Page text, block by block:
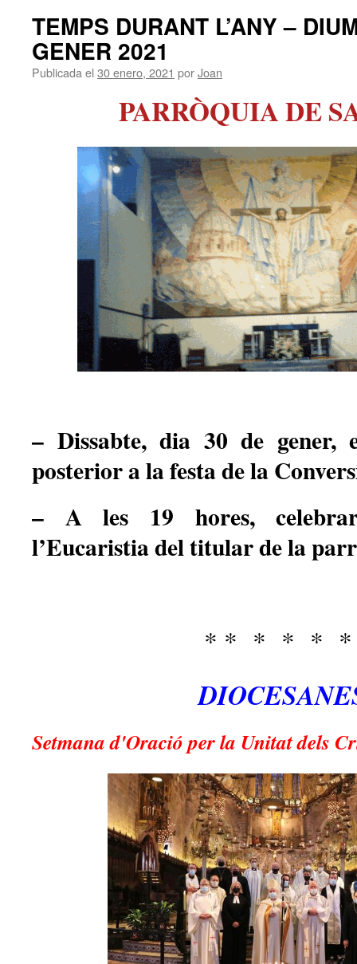
TEMPS DURANT L’ANY –
GENER 2021
Publicada el 30 enero, 2021 porJoan
PARRÒQUIA DE
– Dissabte, dia 30 de gener,
posterior a la festa de la
– A les 19 hores,
l’Eucaristia del titular de la
* * * * *
Setmana d'Oració per la Unitat dels